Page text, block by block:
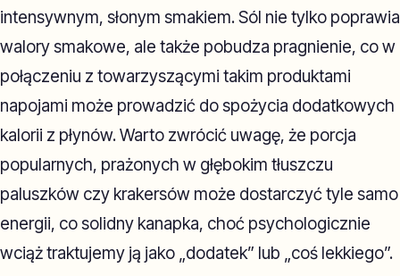
intensywnym, słonym smakiem. Sól nie tylko poprawia
walory smakowe, ale także pobudza pragnienie, co w
połączeniu z towarzyszącymi takim produktami
napojami może prowadzić do spożycia dodatkowych
kalorii z płynów. Warto zwrócić uwagę, że porcja
popularnych, prażonych w głębokim tłuszczu
paluszków czy krakersów może dostarczyć tyle samo
energii, co solidny kanapka, choć psychologicznie
wciąż traktujemy ją jako „dodatek” lub „coś lekkiego”.